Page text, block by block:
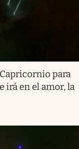
para
irá en el amor, la